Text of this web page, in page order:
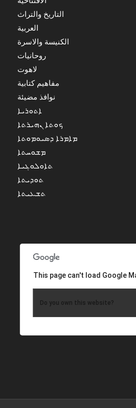
التاريخ والتراث
العربية
الكنيسة والاسرة
روحانيات
لاهوت
مفاهيم كتابية
نوافذ مضيئة
ܐܬܘܪܝܐ
ܟܘܬܐ ܢܗܝܪܬܐ
ܡܐܡܪܐ ܕܣܝܘܡܘܬܐ
ܡܫܘܚܬܐ
ܬܐܘܠܘܓܝܐ
ܬܘܕܝܬܐ
ܬܫܥܝܬܐ
This page can't load Google
Do you own this website?